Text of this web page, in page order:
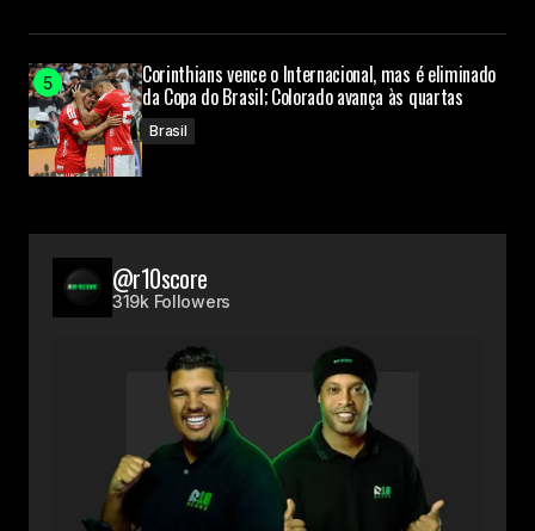
Corinthians vence o Internacional, mas é eliminado
da Copa do Brasil; Colorado avança às quartas
Brasil
@r10score
319k Followers